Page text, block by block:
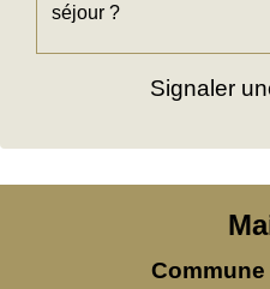
séjour ?
Signaler